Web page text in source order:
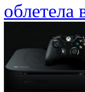
облетела